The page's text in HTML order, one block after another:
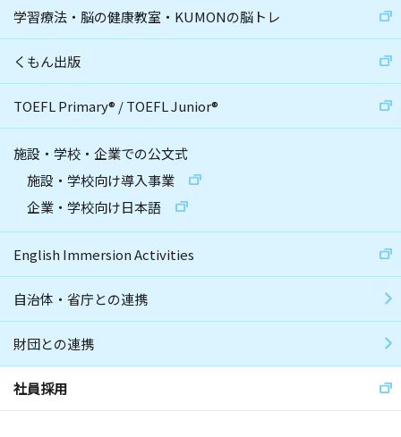
学習療法・脳の健康教室・KUMONの脳トレ
くもん出版
TOEFL Primary® /TOEFL Junior®
施設・学校・企業での公文式
施設・学校向け導入事業
企業・学校向け日本語
English Immersion Activities
自治体・省庁との連携
財団との連携
社員採用